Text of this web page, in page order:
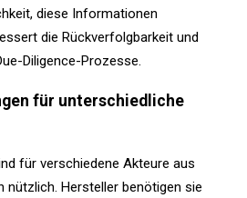
diese Informationen
die Rückverfolgbarkeit und
Diligence-Prozesse.
für unterschiedliche
für verschiedene Akteure aus
nützlich. Hersteller benötigen sie